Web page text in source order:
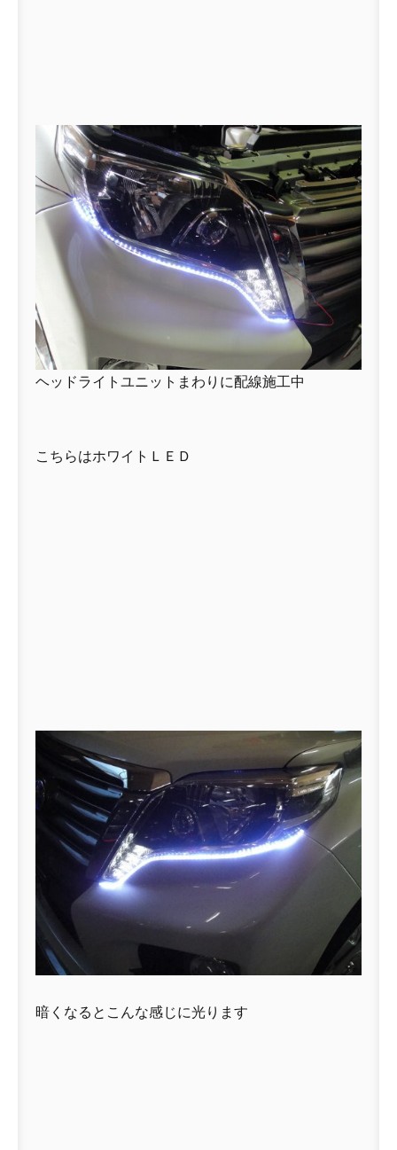
ヘッドライトユニットまわりに配線施工中
こちらはホワイトＬＥＤ
暗くなるとこんな感じに光ります